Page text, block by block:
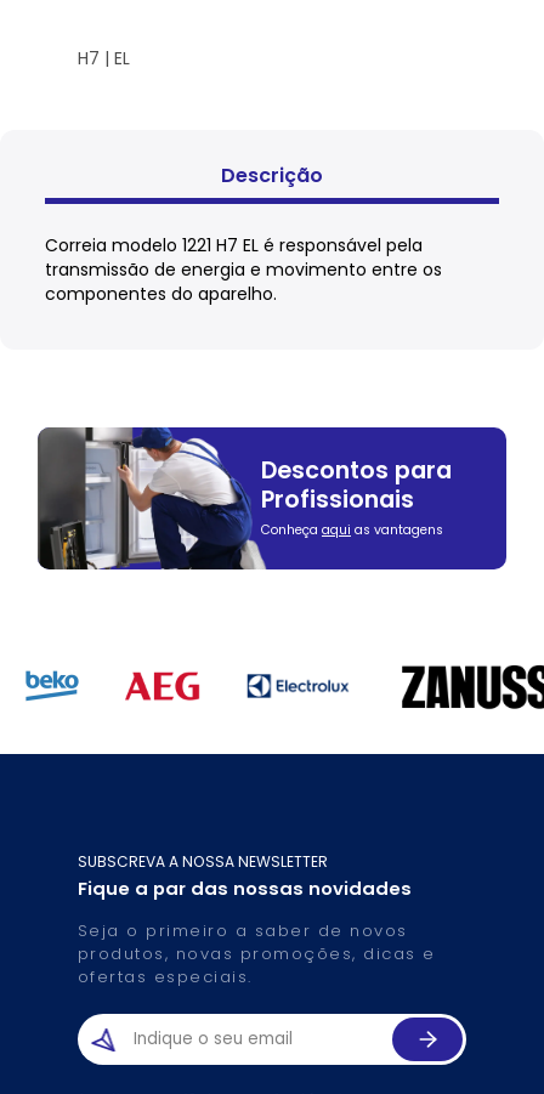
H7 | EL
Descrição
Correia modelo 1221 H7 EL é responsável pela
transmissão de energia e movimento entre os
componentes do aparelho.
Descontos para
Profissionais
Conheça aqui as vantagens
SUBSCREVA A NOSSA NEWSLETTER
Fique a par das nossas novidades
Seja o primeiro a saber de novos
produtos, novas promoções, dicas e
ofertas especiais.